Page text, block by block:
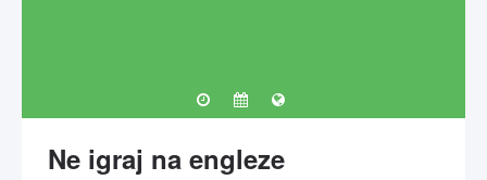
Ne igraj na engleze